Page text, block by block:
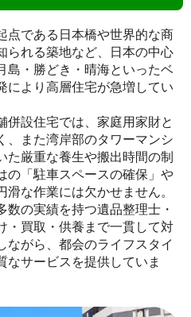
点である日本橋や世界的な商
られる築地など、日本の中心
島・勝どき・晴海といったベ
により高層住宅が急増してい
併設住宅では、家庭用家財と
、また湾岸部のタワーマンシ
た厳重な養生や搬出時間の制
の「駐車スペースの確保」や
滑な作業には欠かせません。
の実績を持つ遺品整理士・
・買取・供養まで一貫して対
ながら、都会のライフスタイ
なサービスを提供していま